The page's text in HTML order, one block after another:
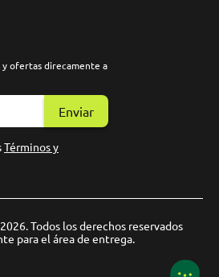
y ofertas direcamente a
Enviar
Términos y
Todos los derechos reservados
para el área de entrega.